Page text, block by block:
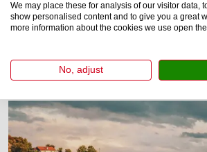
We may place these for analysis of our visitor data,
show personalised content and to give you a great
more information about the cookies we use open
No, adjust